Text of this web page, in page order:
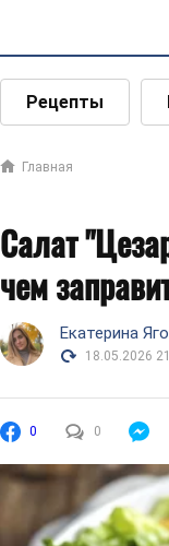
Рецепты
Главная
Салат
чем
Екатерина
18.05.2026
0 0